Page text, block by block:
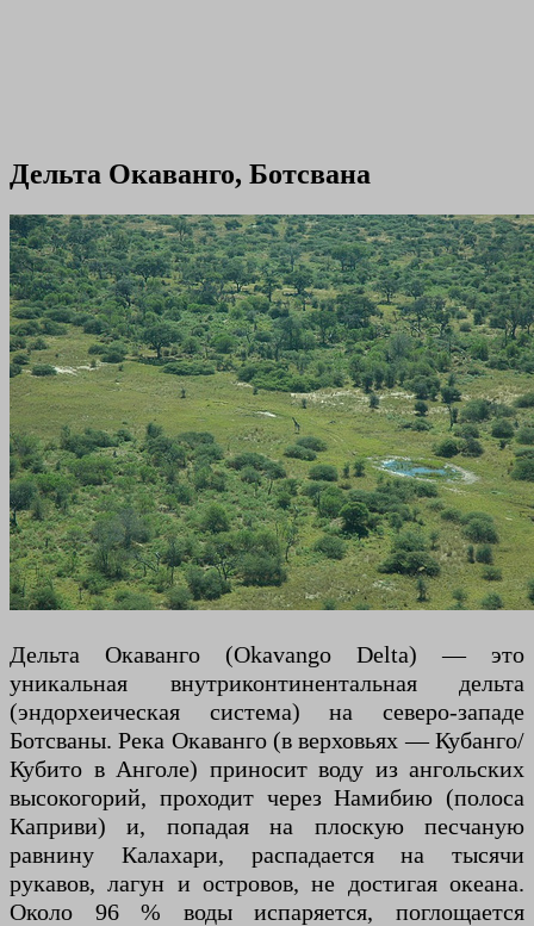
Дельта Окаванго, Ботсвана
Дельта Окаванго (Okavango Delta) — это
уникальная внутриконтинентальная дельта
(эндорхеическая система) на северо-западе
Ботсваны. Река Окаванго (в верховьях — Кубанго/
Кубито в Анголе) приносит воду из ангольских
высокогорий, проходит через Намибию (полоса
Каприви) и, попадая на плоскую песчаную
равнину Калахари, распадается на тысячи
рукавов, лагун и островов, не достигая океана.
Около 96 % воды испаряется, поглощается